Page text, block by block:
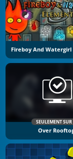
Fireboy And Watergirl
SEULEMENT SUR
Over